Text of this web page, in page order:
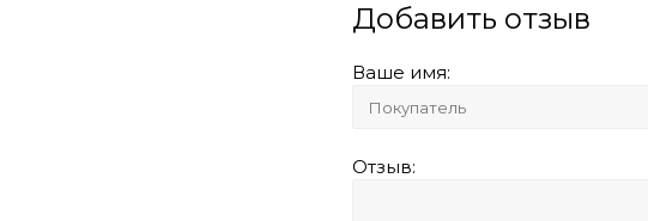
Добавить отзыв
Ваше имя:
Отзыв: